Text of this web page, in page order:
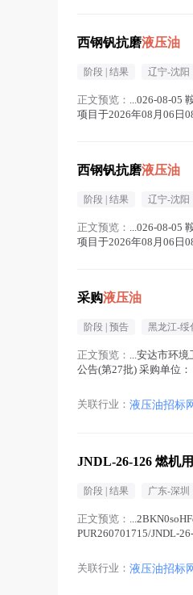
西钢钒抗磨液压油
阶段 | 结果 辽宁-沈阳
正文预览： ...026-08-05
项目于2026年08月06日
西钢钒抗磨液压油
阶段 | 结果 辽宁-沈阳
正文预览： ...026-08-05
项目于2026年08月06日
采购液压油
阶段 | 预告 黑龙江-绥
正文预览： ...安达市环
公告(第27批) 采购单位
关联行业： 液压油招标
JNDL-26-126 燃机用
阶段 | 结果 广东-深圳
正文预览：
PUR260701715/JNDL-
关联行业： 液压油招标